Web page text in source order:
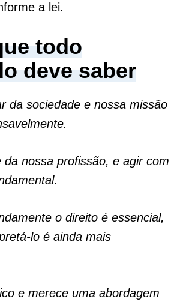
a lei.
todo
deve saber
da sociedade e nossa missão
da nossa profissão, e agir com
o direito é essencial,
lo é ainda mais
e merece uma abordagem